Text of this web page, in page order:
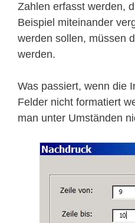
Zahlen erfasst werden,
Beispiel miteinander
werden sollen, müssen
werden.
Was passiert, wenn die
Felder nicht formatiert
man unter Umständen